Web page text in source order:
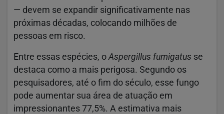
— devem se expandir significativamente nas
próximas décadas, colocando milhões de
pessoas em risco.
Entre essas espécies, oAspergillus fumigatus se
destaca como a mais perigosa. Segundo os
pesquisadores, até o fim do século, esse fungo
pode aumentar sua área de atuação em
impressionantes 77,5%. A estimativa mais